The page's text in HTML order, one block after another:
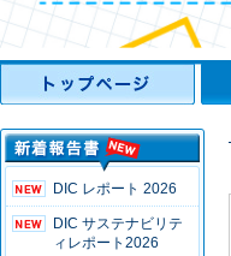
DIC レポート 2026
DIC サステナビリテ
ィレポート2026